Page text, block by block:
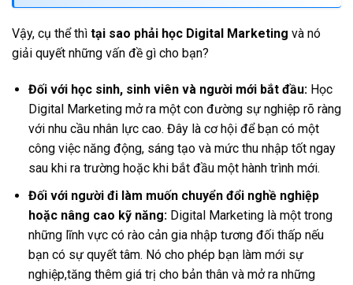
Vậy, cụ thể thì tại sao phải học Digital Marketing và nó
giải quyết những vấn đề gì cho bạn?
Đối với học sinh, sinh viên và người mới bắt đầu:Học
Digital Marketing mở ra một con đường sự nghiệp rõ ràng
với nhu cầu nhân lực cao. Đây là cơ hội để bạn có một
công việc năng động, sáng tạo và mức thu nhập tốt ngay
sau khi ra trường hoặc khi bắt đầu một hành trình mới.
Đối với người đi làm muốn chuyển đổi nghề nghiệp
hoặc nâng cao kỹ năng:Digital Marketing là một trong
những lĩnh vực có rào cản gia nhập tương đối thấp nếu
bạn có sự quyết tâm. Nó cho phép bạn làm mới sự
nghiệp,tăng thêm giá trị cho bản thân và mở ra những